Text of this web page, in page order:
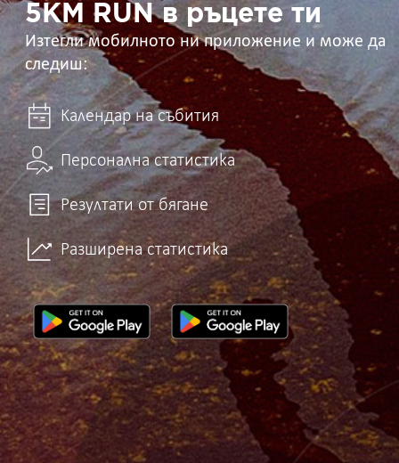
ти 5KM RUN в ръцете ти
Изтегли мобилното ни приложение и може да
следиш:
Календар на събития
Персонална статистика
Резултати от бягане
Разширена статистика